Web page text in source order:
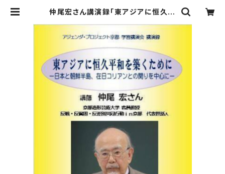
仲尾宏さん講演録「東アジアに恒久平
日コリアンとの関りを中心に―」 | ア
ジェンダ・プロジェクト online sho